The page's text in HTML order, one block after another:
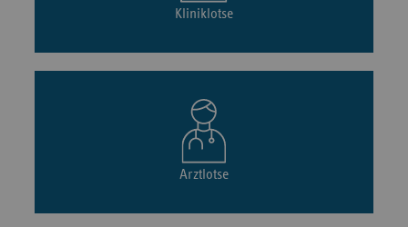
Kliniklotse
Arztlotse